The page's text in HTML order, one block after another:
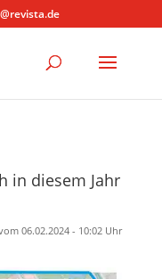
in diesem Jahr
06.02.2024 - 10:02 Uhr